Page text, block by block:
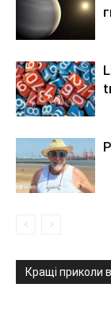
Кращі приколи